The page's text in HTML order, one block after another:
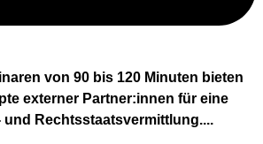
von 90 bis 120 Minuten bieten
externer Partner:innen für eine
Rechtsstaatsvermittlung....